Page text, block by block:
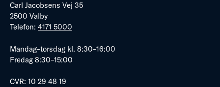
Carl Jacobsens Vej 35
2500 Valby
Telefon: 4171 5000
Mandag–torsdag kl. 8:30–16:00
Fredag 8:30–15:00
CVR: 10 29 48 19